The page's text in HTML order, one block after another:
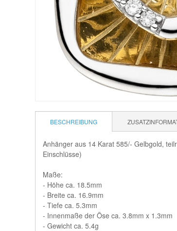
BESCHREIBUNG
Anhänger aus 14 Karat 585/- Gelbgold,
Einschlüsse)
Maße:
- Höhe ca. 18.5mm
- Breite ca. 16.9mm
- Tiefe ca. 5.3mm
- Innenmaße der Öse ca. 3.8mm x 1.3mm
- Gewicht ca. 5.4g